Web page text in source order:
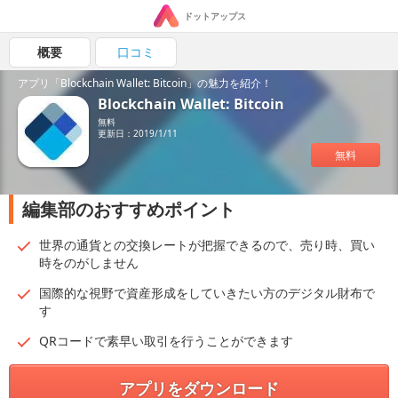
ドットアップス
概要 口コミ
アプリ「Blockchain Wallet: Bitcoin」の魅力を紹介！
Blockchain Wallet: Bitcoin
無料
更新日：2019/1/11
無料
編集部のおすすめポイント
世界の通貨との交換レートが把握できるので、売り時、買い
時をのがしません
国際的な視野で資産形成をしていきたい方のデジタル財布で
す
QRコードで素早い取引を行うことができます
アプリをダウンロード